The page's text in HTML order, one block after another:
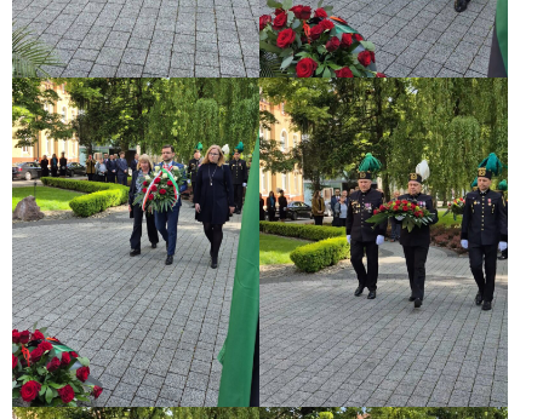
Legislacji
Unii
Europejskiej
Monitoring
Legislacji
Krajowej
Dialog
społeczny
RADA
DIALOGU
SPOŁECZNEGO